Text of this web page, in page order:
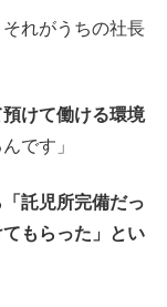
それがうちの社長
けて働ける環境
です」
託児所完備だっ
もらった」とい